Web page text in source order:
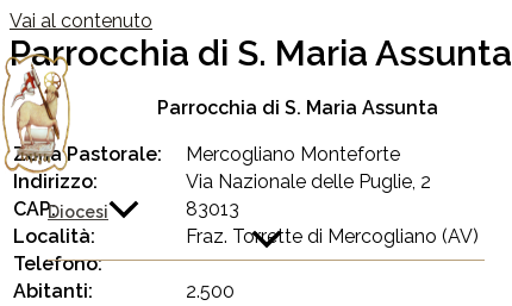
Vai al contenuto
Diocesi
Parrocchia di S. Maria Assunta
Parrocchia di S. Maria Assunta
Zona Pastorale:
Mercogliano Monteforte
Indirizzo:
Via Nazionale delle Puglie, 2
CAP:
83013
Località:
Fraz. Torrette di Mercogliano (AV)
Telefono:
Abitanti:
2.500